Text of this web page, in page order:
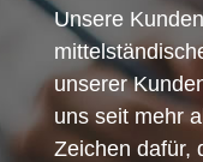
Unsere
unserer
uns seit mehr
Zeichen dafür,